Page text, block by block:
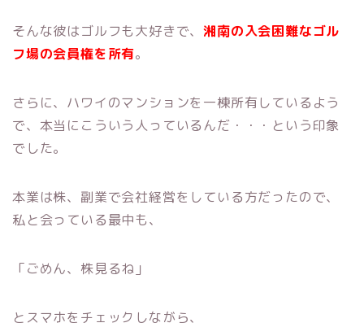
そんな彼はゴルフも大好きで、湘南の入会困難なゴル
フ場の会員権を所有。
さらに、ハワイのマンションを一棟所有しているよう
で、本当にこういう人っているんだ・・・という印象
でした。
本業は株、副業で会社経営をしている方だったので、
私と会っている最中も、
「ごめん、株見るね」
とスマホをチェックしながら、